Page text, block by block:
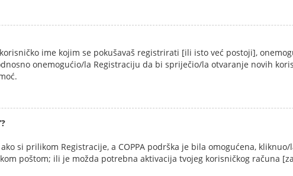
ime kojim se pokušavaš registrirati [ili isto već postoji],
onemogućio/la Registraciju da bi spriječio/la otvaranje novih
si prilikom Registracije, a COPPA podrška je bila omogućena, kliknuo/
poštom; ili je možda potrebna aktivacija tvojeg korisničkog računa